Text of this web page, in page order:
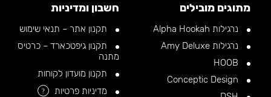
מתוגים מובילים
נרגילות Alpha Hookah
נרגילות Amy Deluxe
חשבון ומדיניות
תקנון אתר – תנאי שימוש
תקנון גיפטכארד – כרטיס
מתנה
תקנון מועדון לקוחות
מדיניות פרטיות
?